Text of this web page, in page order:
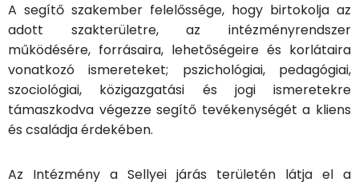
A segítő szakember felelőssége, hogy birtokolja az
adott szakterületre, az intézményrendszer
működésére, forrásaira, lehetőségeire és korlátaira
vonatkozó ismereteket; pszichológiai, pedagógiai,
szociológiai, közigazgatási és jogi ismeretekre
támaszkodva végezze segítő tevékenységét a kliens
és családja érdekében.
Az Intézmény a Sellyei járás területén látja el a